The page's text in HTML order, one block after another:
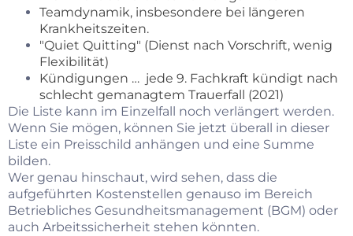
Teamdynamik, insbesondere bei längeren
Krankheitszeiten.
"Quiet Quitting" (Dienst nach Vorschrift, wenig
Flexibilität)
Kündigungen … jede 9. Fachkraft kündigt nach
schlecht gemanagtem Trauerfall (2021)
Die Liste kann im Einzelfall noch verlängert werden.
Wenn Sie mögen, können Sie jetzt überall in dieser
Liste ein Preisschild anhängen und eine Summe
bilden.
Wer genau hinschaut, wird sehen, dass die
aufgeführten Kostenstellen genauso im Bereich
Betriebliches Gesundheitsmanagement (BGM) oder
auch Arbeitssicherheit stehen könnten.